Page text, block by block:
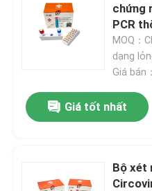
chứng
PCR
MOQ：
dạng
Giá bán
Giá tốt nhất
Bộ xét